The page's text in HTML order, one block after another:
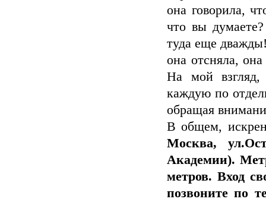
она говорила,
что вы
туда еще
она отсняла,
На мой взгляд,
каждую по
обращая
В общем,
Москва,
Академии).
метров. Вход
позвоните по